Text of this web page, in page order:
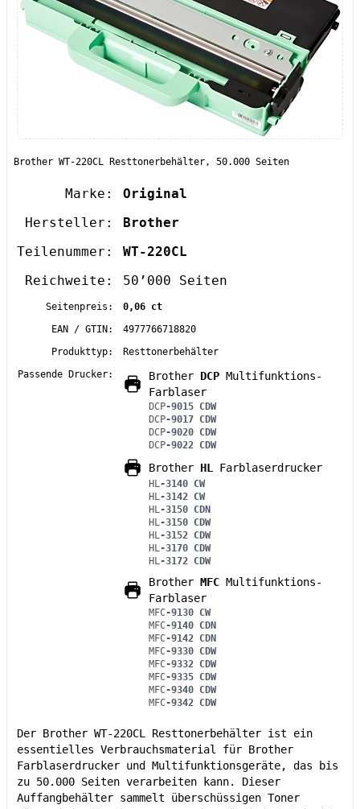
Brother WT-220CL Resttonerbehälter, 50.000 Seiten
Marke:
Original
Hersteller:
Brother
Teilenummer:
WT-220CL
Reichweite:
50’000 Seiten
Seitenpreis:
0,06 ct
EAN / GTIN:
4977766718820
Produkttyp:
Resttonerbehälter
Passende Drucker:
Brother DCP Multifunktions-
Farblaser
DCP-9015 CDW
DCP-9017 CDW
DCP-9020 CDW
DCP-9022 CDW
Brother HL Farblaserdrucker
HL-3140 CW
HL-3142 CW
HL-3150 CDN
HL-3150 CDW
HL-3152 CDW
HL-3170 CDW
HL-3172 CDW
Brother MFC Multifunktions-
Farblaser
MFC-9130 CW
MFC-9140 CDN
MFC-9142 CDN
MFC-9330 CDW
MFC-9332 CDW
MFC-9335 CDW
MFC-9340 CDW
MFC-9342 CDW
Der Brother WT-220CL Resttonerbehälter ist ein
essentielles Verbrauchsmaterial für Brother
Farblaserdrucker und Multifunktionsgeräte, das bis
zu 50.000 Seiten verarbeiten kann. Dieser
Auffangbehälter sammelt überschüssigen Toner